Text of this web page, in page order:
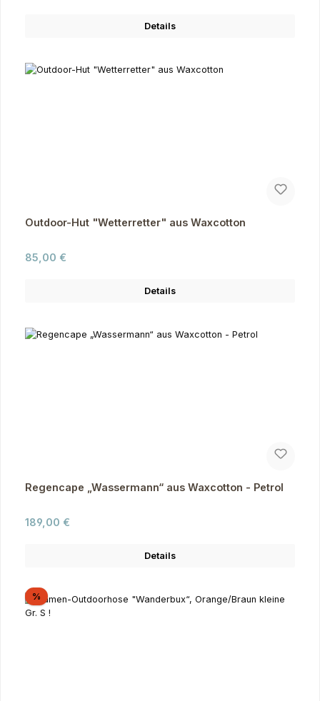
Details
Outdoor-Hut "Wetterretter" aus Waxcotton
Regulärer Preis:
85,00 €
Details
Regencape „Wassermann“ aus Waxcotton - Petrol
Regulärer Preis:
189,00 €
Details
%Rabatt